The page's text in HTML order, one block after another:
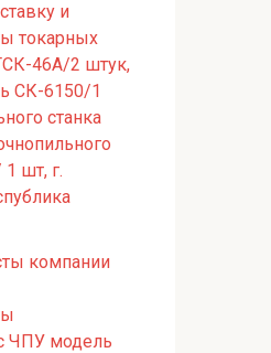
и
токарных
46А/2 штук,
СК-6150/1
станка
шт, г.
компании
ЧПУ модель